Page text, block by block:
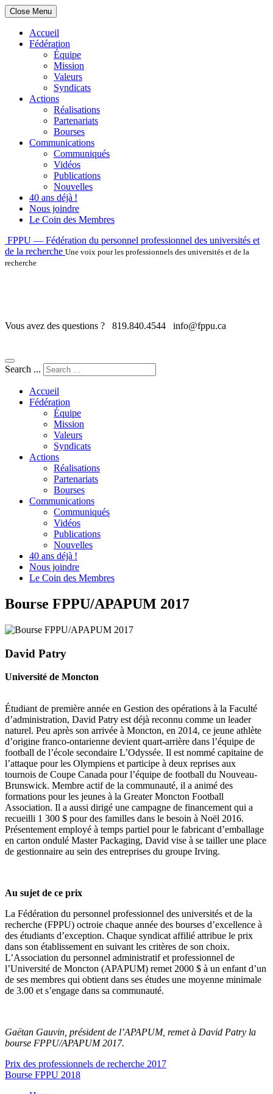
Close Menu
Accueil
Fédération
Équipe
Mission
Valeurs
Syndicats
Actions
Réalisations
Partenariats
Bourses
Communications
Communiqués
Vidéos
Publications
Nouvelles
40 ans déjà !
Nous joindre
Le Coin des Membres
Skip
to
content
FPPU — Fédération du personnel professionnel des universités et
de la recherche Une voix pour les professionnels des universités et de la
recherche
Vous avez des questions ? 819.840.4544 info@fppu.ca
Search ...
Accueil
Fédération
Équipe
Mission
Valeurs
Syndicats
Actions
Réalisations
Partenariats
Bourses
Communications
Communiqués
Vidéos
Publications
Nouvelles
40 ans déjà !
Nous joindre
Le Coin des Membres
Bourse FPPU/APAPUM 2017
David Patry
Université de Moncton
Étudiant de première année en Gestion des opérations à la Faculté
d’administration, David Patry est déjà reconnu comme un leader
naturel. Peu après son arrivée à Moncton, en 2014, ce jeune athlète
d’origine franco-ontarienne devient quart-arrière dans l’équipe de
football de l’école secondaire L’Odyssée. Il est nommé capitaine de
l’attaque pour les Olympiens et participe à deux reprises aux
tournois de Coupe Canada pour l’équipe de football du Nouveau-
Brunswick. Membre actif de la communauté, il a animé des
formations pour les jeunes à la Greater Moncton Football
Association. Il a aussi dirigé une campagne de financement qui a
recueilli 1 300 $ pour des familles dans le besoin à Noël 2016.
Présentement employé à temps partiel pour le fabricant d’emballage
en carton ondulé Master Packaging, David vise à se tailler une place
de gestionnaire au sein des entreprises du groupe Irving.
Au sujet de ce prix
La Fédération du personnel professionnel des universités et de la
recherche (FPPU) octroie chaque année des bourses d’excellence à
des étudiants d’exception. Chaque syndicat affilié attribue le prix
dans son établissement en suivant les critères de son choix.
L’Association du personnel administratif et professionnel de
l’Université de Moncton (APAPUM) remet 2000 $ à un enfant d’un
de ses membres qui obtient dans ses études une moyenne minimale
de 3.00 et s’engage dans sa communauté.
Gaëtan Gauvin, président de l’APAPUM, remet à David Patry la
bourse FPPU/APAPUM 2017.
Navigation
de
Prix des professionnels de recherche 2017
Bourse FPPU 2018